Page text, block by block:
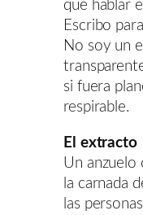
que hablar
Escribo
No soy un
si fuera
respirable.
El extracto
Un anzuelo
la carnada
las